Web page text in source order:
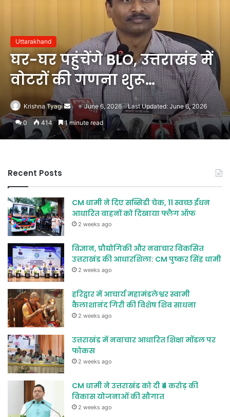
Uttarakhand
घर-घर पहुंचेंगे BLO, उत्तराखंड में
वोटरों की गणना शुरू…
Krishna Tyagi
Send
email
June 6, 2026 Last Updated: June 6, 2026
0 414 1 minute read
Recent Posts
CM धामी ने दिए सब्सिडी चेक, 11 स्वच्छ ईंधन
आधारित वाहनों को दिखाया फ्लैग ऑफ
2 weeks ago
विज्ञान, प्रौद्योगिकी और नवाचार विकसित
उत्तराखंड की आधारशिला: CM पुष्कर सिंह धामी
2 weeks ago
हरिद्वार में आचार्य महामंडलेश्वर स्वामी
कैलाशानंद गिरी की विशेष शिव साधना
2 weeks ago
उत्तराखंड में नवाचार आधारित शिक्षा मॉडल पर
फोकस
2 weeks ago
CM धामी ने उत्तराखंड को दी ₹4 करोड़ की
विकास योजनाओं की सौगात
2 weeks ago